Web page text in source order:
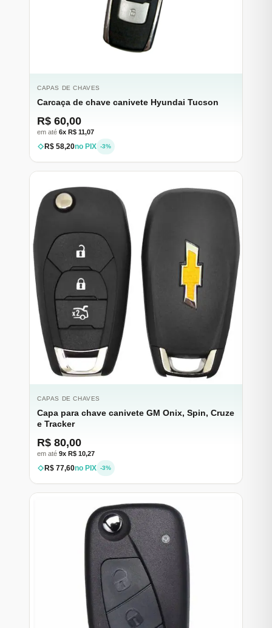
CAPAS DE CHAVES
Carcaça de chave canivete Hyundai Tucson
R$ 60,00
em até 6x R$ 11,07
R$ 58,20no PIX -3%
CAPAS DE CHAVES
Capa para chave canivete GM Onix, Spin, Cruze
e Tracker
R$ 80,00
em até 9x R$ 10,27
R$ 77,60no PIX -3%